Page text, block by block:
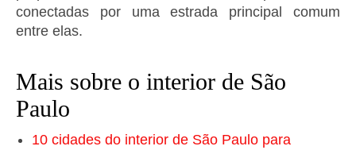
conectadas por uma estrada principal comum
entre elas.
Mais sobre o interior de São
Paulo
10 cidades do interior de São Paulo para